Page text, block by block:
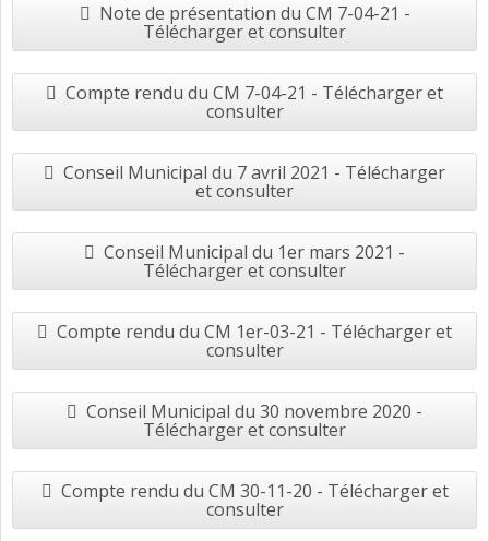
Note de présentation du CM 7-04-21 -
Télécharger et consulter
Compte rendu du CM 7-04-21 - Télécharger et
consulter
Conseil Municipal du 7 avril 2021 - Télécharger
et consulter
Conseil Municipal du 1er mars 2021 -
Télécharger et consulter
Compte rendu du CM 1er-03-21 - Télécharger et
consulter
Conseil Municipal du 30 novembre 2020 -
Télécharger et consulter
Compte rendu du CM 30-11-20 - Télécharger et
consulter